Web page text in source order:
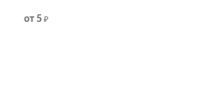
от 5 ₽